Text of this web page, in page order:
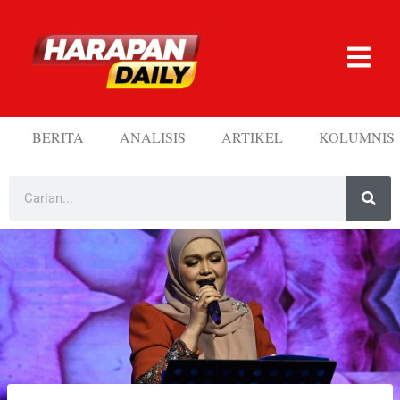
BERITA ANALISIS ARTIKEL KOLUMNIS